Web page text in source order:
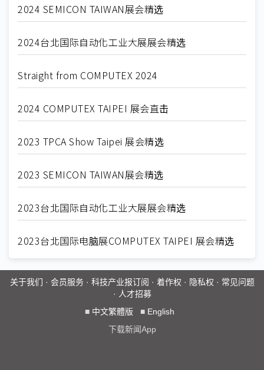
2024 SEMICON TAIWAN展会精选
2024台北国际自动化工业大展展会精选
Straight from COMPUTEX 2024
2024 COMPUTEX TAIPEI 展会直击
2023 TPCA Show Taipei 展会精选
2023 SEMICON TAIWAN展会精选
2023台北国际自动化工业大展展会精选
2023台北国际电脑展COMPUTEX TAIPEI 展会精选
关于我们 · 会员服务· 科技产业报订阅 · 着作权 · 隐私权 · 常见问题
· 人才招募
■ 中文繁體版 ■ English
下载新闻App